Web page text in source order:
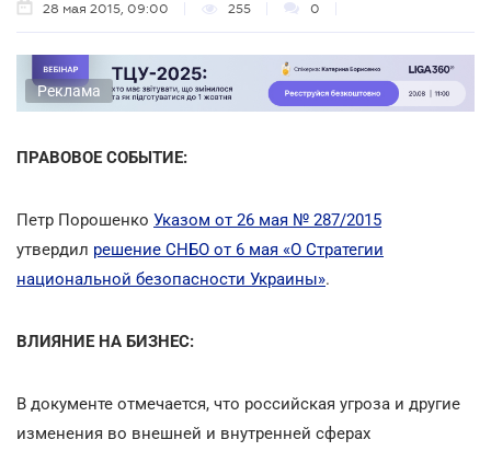
28 мая 2015, 09:00 255 0
Реклама
ПРАВОВОЕ СОБЫТИЕ:
Петр Порошенко Указом от 26 мая № 287/2015
утвердил решение СНБО от 6 мая «О Стратегии
национальной безопасности Украины».
ВЛИЯНИЕ НА БИЗНЕС:
В документе отмечается, что российская угроза и другие
изменения во внешней и внутренней сферах